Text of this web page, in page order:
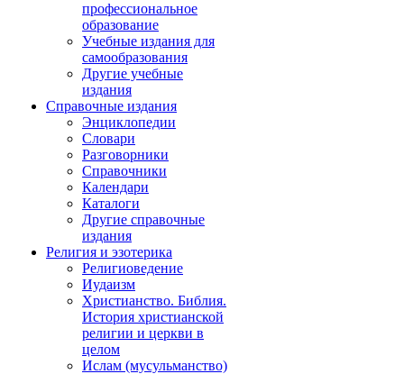
профессиональное
образование
Учебные издания для
самообразования
Другие учебные
издания
Справочные издания
Энциклопедии
Словари
Разговорники
Справочники
Календари
Каталоги
Другие справочные
издания
Религия и эзотерика
Религиоведение
Иудаизм
Христианство. Библия.
История христианской
религии и церкви в
целом
Ислам (мусульманство)